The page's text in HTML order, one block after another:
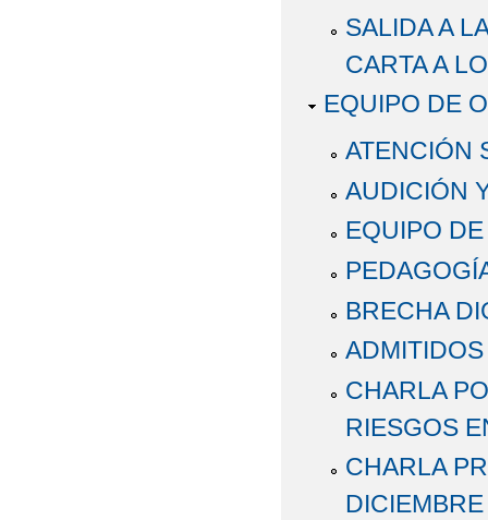
SALIDA A
CARTA A
EQUIPO DE
ATENCIÓN
AUDICIÓN
EQUIPO
BRECHA
CHARLA
RIESGOS
CHARLA